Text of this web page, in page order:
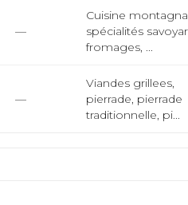
—
Cuisine
spécialités
fromages, ...
—
Viandes grillees,
pierrade, pierrade
traditionnelle, pi...